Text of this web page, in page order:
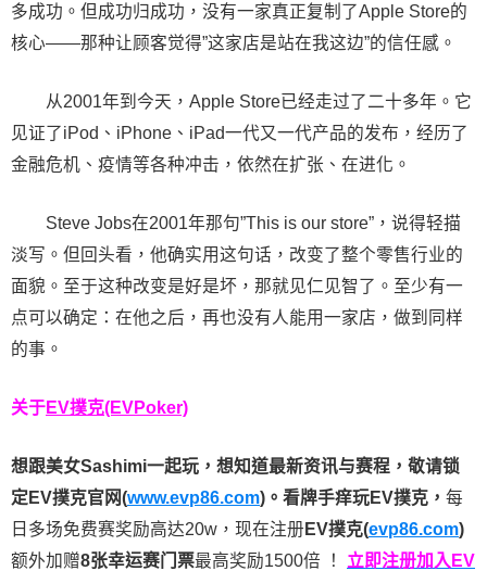
多成功。但成功归成功，没有一家真正复制了Apple Store的
核心——那种让顾客觉得”这家店是站在我这边”的信任感。
从2001年到今天，Apple Store已经走过了二十多年。它
见证了iPod、iPhone、iPad一代又一代产品的发布，经历了
金融危机、疫情等各种冲击，依然在扩张、在进化。
Steve Jobs在2001年那句”This is our store”，说得轻描
淡写。但回头看，他确实用这句话，改变了整个零售行业的
面貌。至于这种改变是好是坏，那就见仁见智了。至少有一
点可以确定：在他之后，再也没有人能用一家店，做到同样
的事。
关于EV撲克(EVPoker)
想跟美女Sashimi一起玩， 想知道最新资讯与赛程， 敬请锁
定EV撲克官网(www.evp86.com)。 看牌手痒玩EV撲克， 每
日多场免费赛奖励高达20w，现在注册 EV撲克(evp86.com)
额外加赠8张幸运赛门票最高奖励1500倍 ！ 立即注册加入EV